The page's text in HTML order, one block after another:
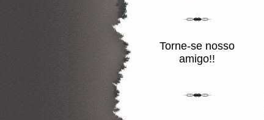
Torne-se nosso
amigo!!